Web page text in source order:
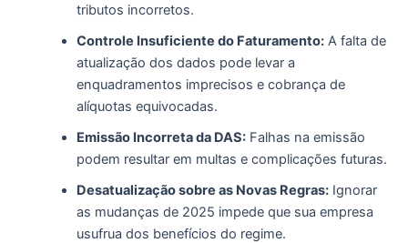
tributos incorretos.
Controle Insuficiente do Faturamento:A falta de
atualização dos dados pode levar a
enquadramentos imprecisos e cobrança de
alíquotas equivocadas.
Emissão Incorreta da DAS:Falhas na emissão
podem resultar em multas e complicações futuras.
Desatualização sobre as Novas Regras:Ignorar
as mudanças de 2025 impede que sua empresa
usufrua dos benefícios do regime.